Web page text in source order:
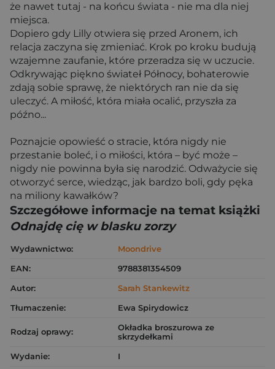
że nawet tutaj - na końcu świata - nie ma dla niej
miejsca.
Dopiero gdy Lilly otwiera się przed Aronem, ich
relacja zaczyna się zmieniać. Krok po kroku budują
wzajemne zaufanie, które przeradza się w uczucie.
Odkrywając piękno świateł Północy, bohaterowie
zdają sobie sprawę, że niektórych ran nie da się
uleczyć. A miłość, która miała ocalić, przyszła za
późno...
Poznajcie opowieść o stracie, która nigdy nie
przestanie boleć, i o miłości, która – być może –
nigdy nie powinna była się narodzić. Odważycie się
otworzyć serce, wiedząc, jak bardzo boli, gdy pęka
na miliony kawałków?
Szczegółowe informacje na temat książki
Odnajdę cię w blasku zorzy
Wydawnictwo:
Moondrive
EAN:
9788381354509
Autor:
Sarah Stankewitz
Tłumaczenie:
Ewa Spirydowicz
Rodzaj oprawy:
Okładka broszurowa ze
skrzydełkami
Wydanie:
I